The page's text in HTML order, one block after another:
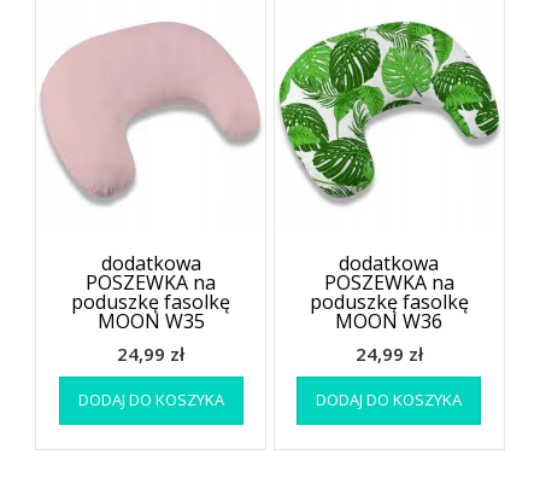
dodatkowa
POSZEWKA na
poduszkę fasolkę
MOON W35
24,99 zł
DODAJ DO KOSZYKA
dodatkowa
POSZEWKA na
poduszkę fasolkę
MOON W36
24,99 zł
DODAJ DO KOSZYKA